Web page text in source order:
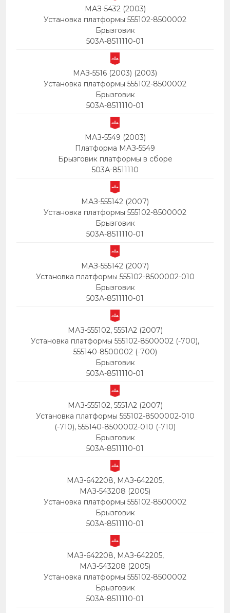
МАЗ-5432 (2003)
Установка платформы 555102-8500002
Брызговик
503А-8511110-01
МАЗ-5516 (2003) (2003)
Установка платформы 555102-8500002
Брызговик
503А-8511110-01
МАЗ-5549 (2003)
Платформа МАЗ-5549
Брызговик платформы в сборе
503А-8511110
МАЗ-555142 (2007)
Установка платформы 555102-8500002
Брызговик
503А-8511110-01
МАЗ-555142 (2007)
Установка платформы 555102-8500002-010
Брызговик
503А-8511110-01
МАЗ-555102, 5551А2 (2007)
Установка платформы 555102-8500002 (-700),
555140-8500002 (-700)
Брызговик
503А-8511110-01
МАЗ-555102, 5551А2 (2007)
Установка платформы 555102-8500002-010
(-710), 555140-8500002-010 (-710)
Брызговик
503А-8511110-01
МАЗ-642208, МАЗ-642205,
МАЗ-543208 (2005)
Установка платформы 555102-8500002
Брызговик
503А-8511110-01
МАЗ-642208, МАЗ-642205,
МАЗ-543208 (2005)
Установка платформы 555102-8500002
Брызговик
503А-8511110-01